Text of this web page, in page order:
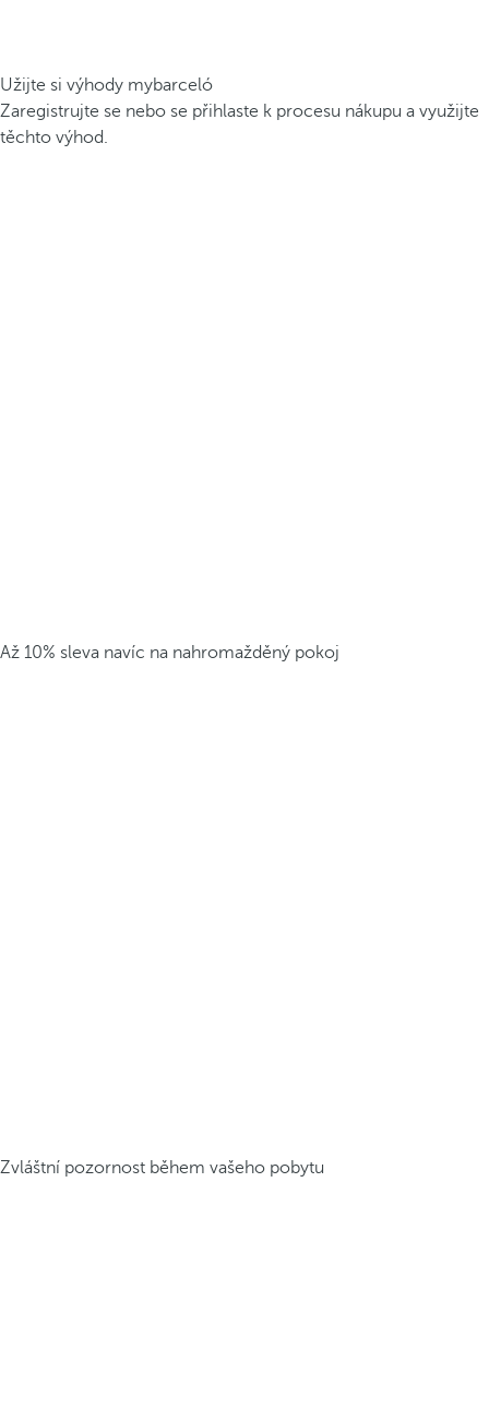
Užijte si výhody mybarceló
Zaregistrujte se nebo se přihlaste k procesu nákupu a využijte
těchto výhod.
Až 10% sleva navíc na nahromažděný pokoj
Zvláštní pozornost během vašeho pobytu